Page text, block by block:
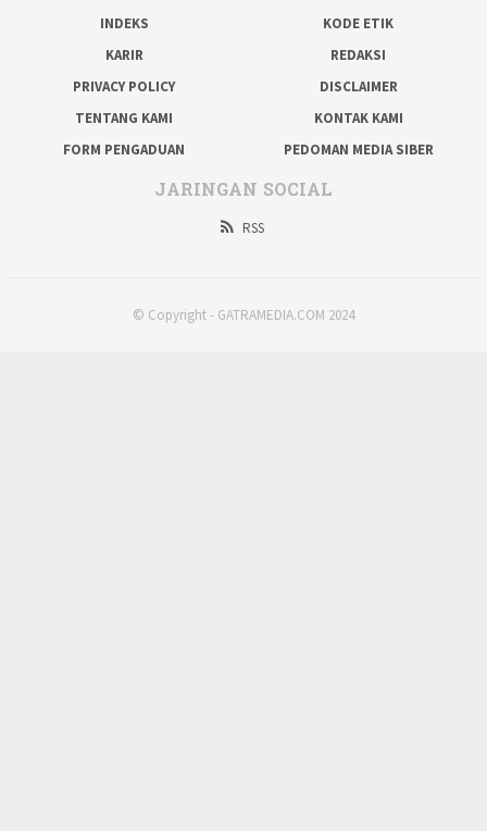
INDEKS
KODE ETIK
KARIR
REDAKSI
PRIVACY POLICY
DISCLAIMER
TENTANG KAMI
KONTAK KAMI
FORM PENGADUAN
PEDOMAN MEDIA SIBER
JARINGAN SOCIAL
RSS
© Copyright - GATRAMEDIA.COM 2024